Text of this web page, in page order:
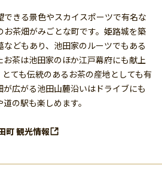
きる景色やスカイスポーツで有名な
茶畑がみごとな町です。姫路城を築
どもあり、池田家のルーツでもある
茶は池田家のほか江戸幕府にも献上
ても伝統のあるお茶の産地としても有
広がる池田山麓沿いはドライブにも
の駅も楽しめます。
町 観光情報